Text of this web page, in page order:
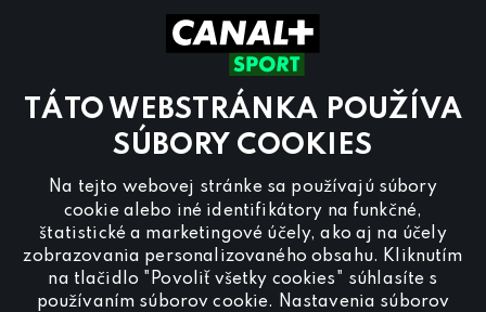
TÁTO WEBSTRÁNKA POUŽÍVA
SÚBORY COOKIES
Na tejto webovej stránke sa používajú súbory
cookie alebo iné identifikátory na funkčné,
štatistické a marketingové účely, ako aj na účely
zobrazovania personalizovaného obsahu. Kliknutím
na tlačidlo "Povoliť všetky cookies" súhlasíte s
používaním súborov cookie. Nastavenia súborov
8.00 – 18:00
Preinzerciu na programe CANAL+ Sportnás
kontaktujte nareklama@canalplus.cz
Našu redakciu kontaktujete na
redakce@canalplus.cz